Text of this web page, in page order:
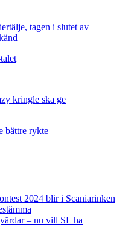
bättre rykte
2024 blir i Scaniarinken
– nu vill SL ha